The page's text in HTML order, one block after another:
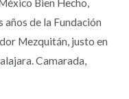
Bien Hecho,
años de la Fundación
Mezquitán, justo en
Camarada,